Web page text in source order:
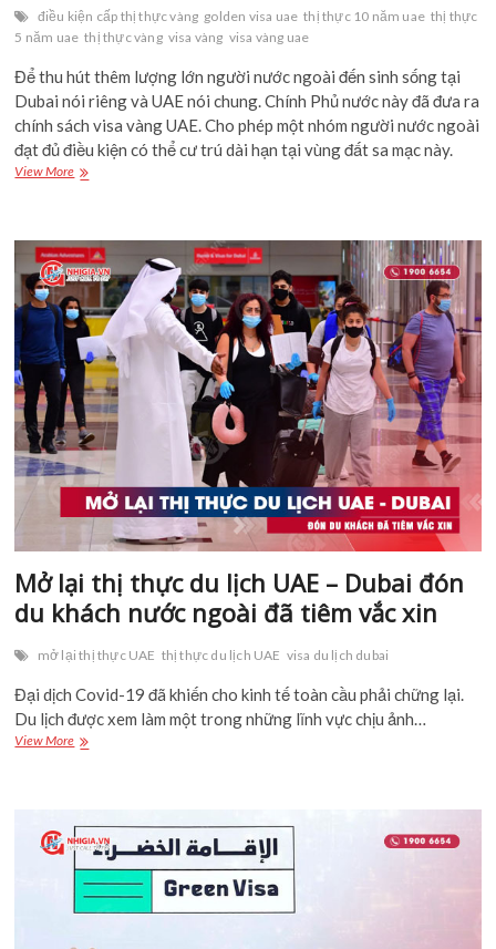
điều kiện cấp thị thực vàng golden visa uae thị thực 10 năm uae thị thực
5 năm uae thị thực vàng visa vàng visa vàng uae
Để thu hút thêm lượng lớn người nước ngoài đến sinh sống tại
Dubai nói riêng và UAE nói chung. Chính Phủ nước này đã đưa ra
chính sách visa vàng UAE. Cho phép một nhóm người nước ngoài
đạt đủ điều kiện có thể cư trú dài hạn tại vùng đất sa mạc này.
View MoreVisa
gì?
Ai
đủ
điều
kiện
để
được
xét
duyệt
visa
vàng
UAE?
Mở lại thị thực du lịch UAE – Dubai đón
du khách nước ngoài đã tiêm vắc xin
mở lại thị thực UAE thị thực du lịch UAE visa du lịch dubai
Đại dịch Covid-19 đã khiến cho kinh tế toàn cầu phải chững lại.
Du lịch được xem làm một trong những lĩnh vực chịu ảnh…
View MoreMở
lịch
UAE
Dubai
đón